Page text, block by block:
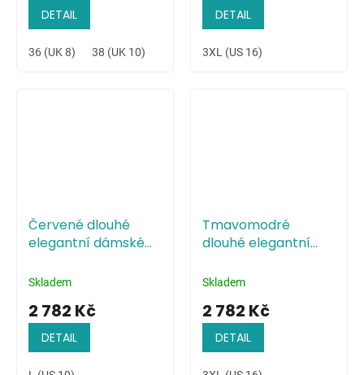
DETAIL
36 (UK 8) 38 (UK 10) 40 (UK 12) 42 (UK 14)
DETAIL
3XL (US 16)
Červené dlouhé
elegantní dámské
rameny
Skladem
2 782 Kč
DETAIL
Tmavomodré
dlouhé elegantní
odhalenými rameny
Skladem
2 782 Kč
DETAIL